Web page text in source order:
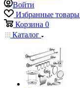
Войти
Избранные товары
Корзина 0
Каталог